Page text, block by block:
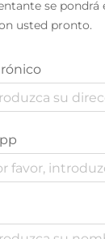
se pondrá
usted pronto.